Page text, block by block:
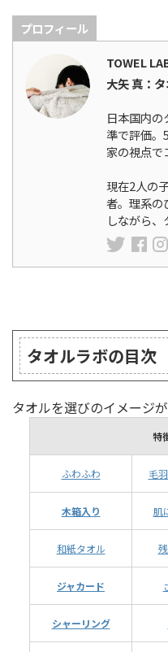
プロフィール
TOWEL
大矢 真：
日本国内
準で評価。
家の視点で
現在2人の
者。理系の
しながら、
タオルラボの目次
タオルを選びのイメージ
特
ふわふわ 毛
木箱入り 肌
和紙タオル
ジャカード
シャーリング